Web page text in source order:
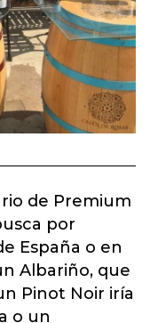
de Premium
por
España o en
Albariño, que
Pinot Noir iría
o un